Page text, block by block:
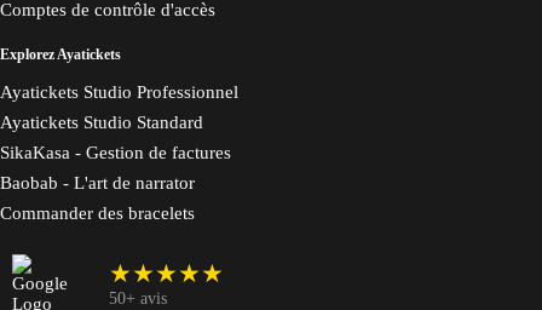
Comptes de contrôle d'accès
Explorez Ayatickets
Ayatickets Studio Professionnel
Ayatickets Studio Standard
SikaKasa - Gestion de factures
Baobab - L'art de narrator
Commander des bracelets
★★★★★
50+ avis